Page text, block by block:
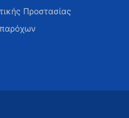
Προστασίας